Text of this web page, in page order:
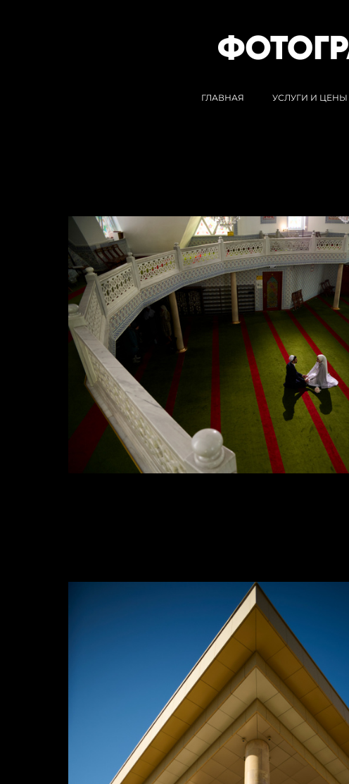
ГЛАВНАЯ УСЛУГИ И ЦЕНЫ